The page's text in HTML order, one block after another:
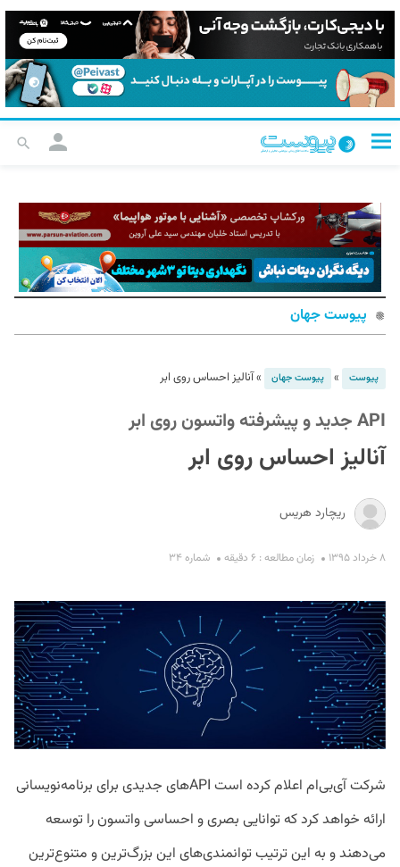
پیوست جهان
پیوست » پیوست جهان »آنالیز احساس روی ابر
API جدید و پیشرفته واتسون روی ابر
آنالیز احساس روی ابر
ریچارد هریس
۸ خرداد ۱۳۹۵ زمان مطالعه : ۶ دقیقه شماره ۳۴
شرکت آی‌بی‌ام اعلام کرده است APIهای جدیدی برای برنامه‌نویسانی
ارائه خواهد کرد که توانایی بصری و احساسی واتسون را توسعه
می‌دهند و به این ترتیب توانمندی‌های این بزرگ‌ترین و متنوع‌ترین